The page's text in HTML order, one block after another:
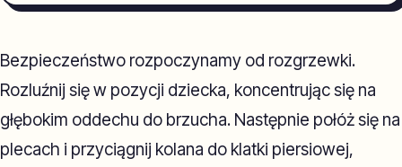
Bezpieczeństwo rozpoczynamy od rozgrzewki.
Rozluźnij się w pozycji dziecka, koncentrując się na
głębokim oddechu do brzucha. Następnie połóż się na
plecach i przyciągnij kolana do klatki piersiowej,